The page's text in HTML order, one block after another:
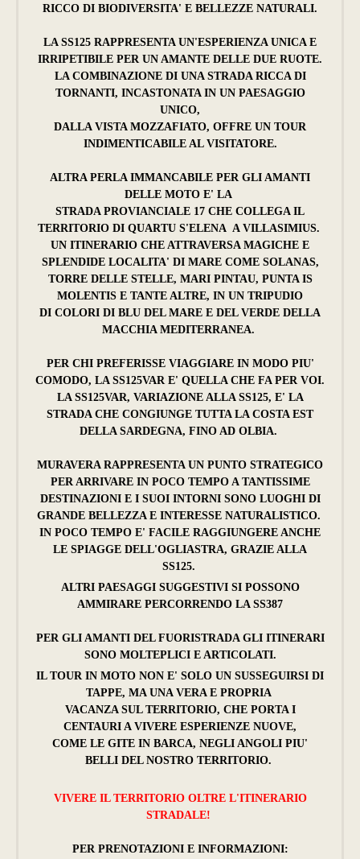
RICCO DI BIODIVERSITA' E BELLEZZE NATURALI.
LA SS125 RAPPRESENTA UN'ESPERIENZA UNICA E
IRRIPETIBILE PER UN AMANTE DELLE DUE RUOTE.
LA COMBINAZIONE DI UNA STRADA RICCA DI
TORNANTI, INCASTONATA IN UN PAESAGGIO
UNICO,
DALLA VISTA MOZZAFIATO, OFFRE UN TOUR
INDIMENTICABILE AL VISITATORE.
ALTRA PERLA IMMANCABILE PER GLI AMANTI
DELLE MOTO E' LA
STRADA PROVIANCIALE 17 CHE COLLEGA IL
TERRITORIO DI QUARTU S'ELENA A VILLASIMIUS.
UN ITINERARIO CHE ATTRAVERSA MAGICHE E
SPLENDIDE LOCALITA' DI MARE COME SOLANAS,
TORRE DELLE STELLE, MARI PINTAU, PUNTA IS
MOLENTIS E TANTE ALTRE, IN UN TRIPUDIO
DI COLORI DI BLU DEL MARE E DEL VERDE DELLA
MACCHIA MEDITERRANEA.
PER CHI PREFERISSE VIAGGIARE IN MODO PIU'
COMODO, LA SS125VAR E' QUELLA CHE FA PER VOI.
LA SS125VAR, VARIAZIONE ALLA SS125, E' LA
STRADA CHE CONGIUNGE TUTTA LA COSTA EST
DELLA SARDEGNA, FINO AD OLBIA.
MURAVERA RAPPRESENTA UN PUNTO STRATEGICO
PER ARRIVARE IN POCO TEMPO A TANTISSIME
DESTINAZIONI E I SUOI INTORNI SONO LUOGHI DI
GRANDE BELLEZZA E INTERESSE NATURALISTICO.
IN POCO TEMPO E' FACILE RAGGIUNGERE ANCHE
LE SPIAGGE DELL'OGLIASTRA, GRAZIE ALLA
SS125.
ALTRI PAESAGGI SUGGESTIVI SI POSSONO
AMMIRARE PERCORRENDO LA SS387
PER GLI AMANTI DEL FUORISTRADA GLI ITINERARI
SONO MOLTEPLICI E ARTICOLATI.
IL TOUR IN MOTO NON E' SOLO UN SUSSEGUIRSI DI
TAPPE, MA UNA VERA E PROPRIA
VACANZA SUL TERRITORIO, CHE PORTA I
CENTAURI A VIVERE ESPERIENZE NUOVE,
COME LE GITE IN BARCA, NEGLI ANGOLI PIU'
BELLI DEL NOSTRO TERRITORIO.
VIVERE IL TERRITORIO OLTRE L'ITINERARIO
STRADALE!
PER PRENOTAZIONI E INFORMAZIONI: